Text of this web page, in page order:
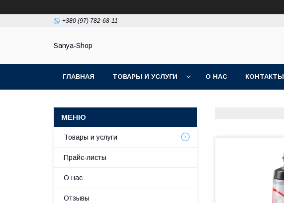
+380 (97) 782-68-11
Sanya-Shop
ГЛАВНАЯ ТОВАРЫ И УСЛУГИ О НАС КОНТАКТЫ
Товары и услуги
Прайс-листы
О нас
Отзывы